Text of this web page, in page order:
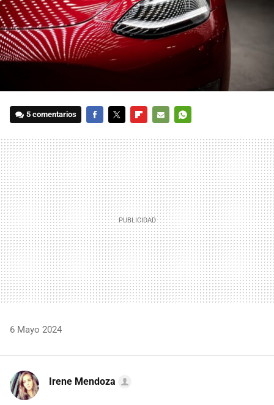
5 comentarios
MAIL
6 Mayo 2024
Irene Mendoza